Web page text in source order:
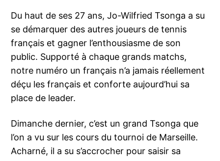
Du haut de ses 27 ans, Jo-Wilfried Tsonga a su
se démarquer des autres joueurs de tennis
français et gagner l’enthousiasme de son
public. Supporté à chaque grands matchs,
notre numéro un français n’a jamais réellement
déçu les français et conforte aujourd’hui sa
place de leader.
Dimanche dernier, c’est un grand Tsonga que
l’on a vu sur les cours du tournoi de Marseille.
Acharné, il a su s’accrocher pour saisir sa